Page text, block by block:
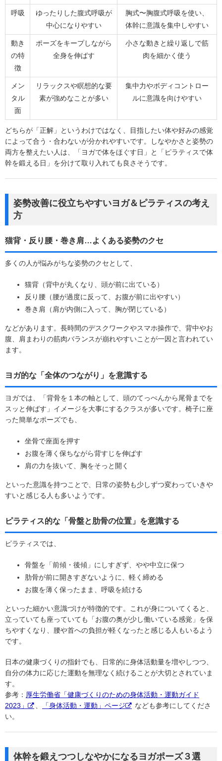
呼吸
ゆったりした腹式呼吸が
中心になりやすい
胸式〜胸腹式呼吸を使い、
体幹に意識を集中しやすい
動き
の特
徴
ポーズをキープしながら
全身を伸ばす
小さな動きと繰り返しで筋
肉を細かく使う
メン
タル
面
リラックスや瞑想的な要
素が強めなことが多い
集中力やボディコントロー
ルに意識を向けやすい
どちらが「正解」というわけではなく、目指したい体や好みの感覚
によって合う・合わないが分かれやすいです。しなやかさと姿勢の
両方を整えたい人は、「ヨガで体をほぐす日」と「ピラティスで体
幹を鍛える日」を分けて取り入れても良さそうです。
姿勢改善に役立ちやすいヨガ＆ピラティスの考え
方
猫背・反り腰・巻き肩…よくある姿勢のクセ
多くの人が悩みがちな姿勢のクセとして、
猫背（背中が丸くなり、頭が前に出ている）
反り腰（腰が過度に反って、お腹が前に出やすい）
巻き肩（肩が内側に入って、胸が閉じている）
などがあります。長時間のデスクワークやスマホ操作で、背中やお
腹、肩まわりの筋肉バランスが崩れやすいことが一因と言われてい
ます。
ヨガ的な「全体のつながり」を意識する
ヨガでは、「背骨を１本の軸として、頭のてっぺんから尾骨までを
スッと伸ばす」イメージを大事にするクラスが多いです。椅子に座
った簡単なポーズでも、
坐骨で座面を押す
お腹を薄く保ちながら背すじを伸ばす
肩の力を抜いて、胸をそっと開く
といった意識を持つことで、日常の姿勢も少しずつ変わっていきや
すいと感じる人も多いようです。
ピラティス的な「骨盤と肋骨の位置」を意識する
ピラティスでは、
骨盤を「前傾・後傾」にしすぎず、やや中立に保つ
肋骨が前に開きすぎないように、軽く締める
お腹を薄く保ったまま、呼吸を続ける
といった細かい意識づけが特徴的です。これが身についてくると、
立っていても座っていても「お腹の奥が少し働いている感覚」を保
ちやすくなり、腰や首への負担が軽くなったと感じる人もいるよう
です。
日本の健康づくりの指針でも、日常的に身体活動量を増やしつつ、
自分の体力に応じた運動を無理なく続けることが大切とされていま
す。
参考： 厚生労働省「健康づくりのための身体活動・運動ガイド
2023」
、 「身体活動・運動」ページ
なども参考にしてくださ
い。
体幹を鍛えつつしなやかになるヨガポーズ３選